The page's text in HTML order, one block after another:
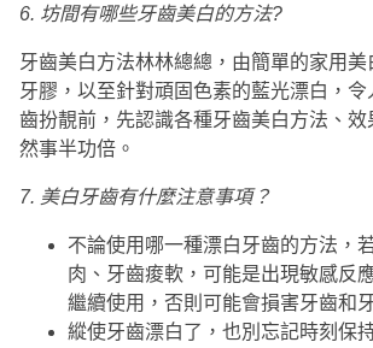
6. 坊間有哪些牙齒美白的方法?
牙齒美白方法林林總總，由簡單的家用美
牙膠，以至針對頑固色素的藍光漂白，
齒扮靚前，先認識各種牙齒美白方法、效
然事半功倍。
7. 美白牙齒有什麼注意事項？
不論使用哪一種漂白牙齒的方法，
肉、牙齒痠軟，可能是出現敏感反
繼續使用，否則可能會損害牙齒和
縱使牙齒漂白了，也別忘記時刻保